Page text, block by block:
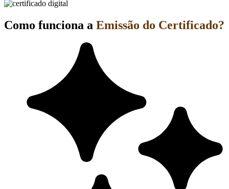
Como funciona a Emissão do Certificado?